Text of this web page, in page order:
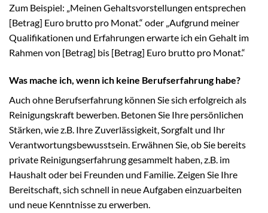
Zum Beispiel: „Meinen Gehaltsvorstellungen entsprechen
[Betrag] Euro brutto pro Monat.“ oder „Aufgrund meiner
Qualifikationen und Erfahrungen erwarte ich ein Gehalt im
Rahmen von [Betrag] bis [Betrag] Euro brutto pro Monat.“
Was mache ich, wenn ich keine Berufserfahrung habe?
Auch ohne Berufserfahrung können Sie sich erfolgreich als
Reinigungskraft bewerben. Betonen Sie Ihre persönlichen
Stärken, wie z.B. Ihre Zuverlässigkeit, Sorgfalt und Ihr
Verantwortungsbewusstsein. Erwähnen Sie, ob Sie bereits
private Reinigungserfahrung gesammelt haben, z.B. im
Haushalt oder bei Freunden und Familie. Zeigen Sie Ihre
Bereitschaft, sich schnell in neue Aufgaben einzuarbeiten
und neue Kenntnisse zu erwerben.